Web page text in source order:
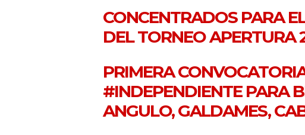
CONCENTRADOS PARA
DEL TORNEO APERTURA
PRIMERA
#INDEPENDIENTEPARA
ANGULO, GALDAMES,